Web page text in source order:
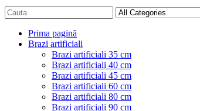
Prima pagină
Brazi artificiali
Brazi artificiali 35 cm
Brazi artificiali 40 cm
Brazi artificiali 45 cm
Brazi artificiali 60 cm
Brazi artificiali 80 cm
Brazi artificiali 90 cm